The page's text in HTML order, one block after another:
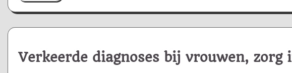
Verkeerde diagnoses bij vrouwen, zorg